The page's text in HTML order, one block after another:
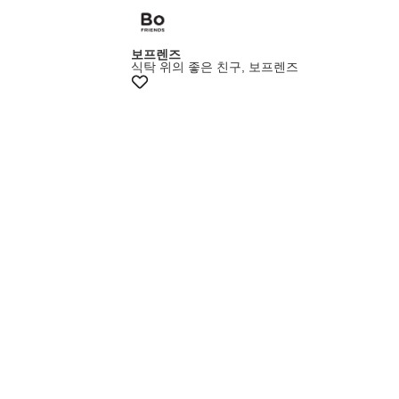
+10%쿠폰
보프렌즈
식탁 위의 좋은 친구, 보프렌즈